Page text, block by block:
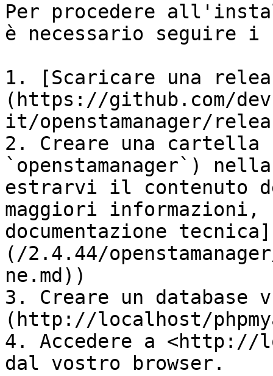
Per procedere
è necessario seguire i
1. [Scaricare una
(https://github.com/
it/openstamanager/
2. Creare una cartella
`openstamanager`)
estrarvi il contenuto
maggiori
documentazione tecnica]
(/2.4.44/
ne.md))
3. Creare un database
(http://localhost/
4. Accedere a <http://
dal vostro browser.